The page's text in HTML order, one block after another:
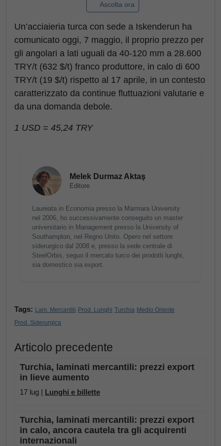
Ascolta ora
Un’acciaieria turca con sede a Iskenderun ha
comunicato oggi, 7 maggio, il proprio prezzo per
gli angolari a lati uguali da 40-120 mm a 28.600
TRY/t (632 $/t) franco produttore, in calo di 600
TRY/t (19 $/t) rispetto al 17 aprile, in un contesto
caratterizzato da continue fluttuazioni valutarie e
da una domanda debole.
1 USD = 45,24 TRY
Melek Durmaz Aktaş
Editore
Laureata in Economia presso la Marmara University
nel 2006, ho successivamente conseguito un master
universitario in Management presso la University of
Southampton, nel Regno Unito. Opero nel settore
siderurgico dal 2008 e, presso la sede centrale di
SteelOrbis, seguo il mercato turco dei prodotti lunghi,
sia domestico sia export.
Tags: Lam. Mercantili Prod. Lunghi Turchia Medio Oriente
Prod. Siderurgica
Articolo precedente
Turchia, laminati mercantili: prezzi export
in lieve aumento
17 lug | Lunghi e billette
Turchia, laminati mercantili: prezzi export
in calo, ancora cautela tra gli acquirenti
internazionali